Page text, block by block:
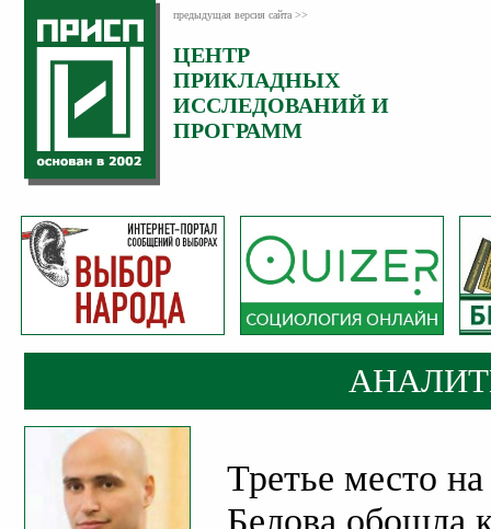
предыдущая версия сайта >>
ЦЕНТР
ПРИКЛАДНЫХ
ИССЛЕДОВАНИЙ И
ПРОГРАММ
Третье место
Белова обошла
Категория:
Аналитика